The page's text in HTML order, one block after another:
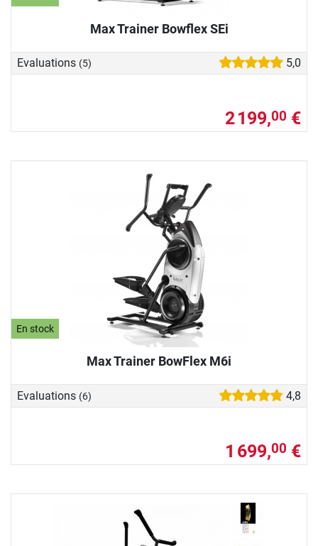
Max Trainer Bowflex SEi
Evaluations (5) 5,0
2 199,00 €
En stock
Max Trainer BowFlex M6i
Evaluations (6) 4,8
1 699,00 €